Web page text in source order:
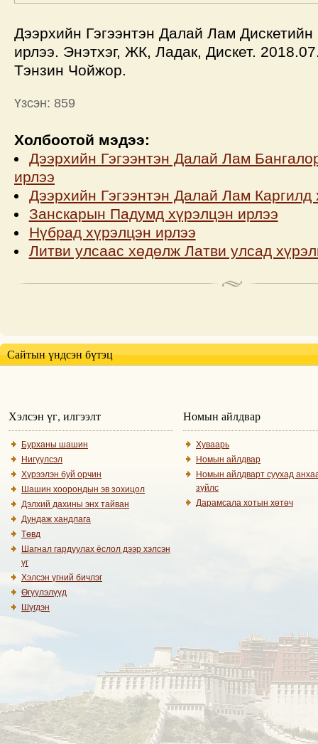
Дээрхийн Гэгээнтэн Далай Лам
ирлээ. Энэтхэг, ЖК, Ладак, Дискет.
Тэнзин Чойжор.
Үзсэн: 859
Холбоотой мэдээ:
Дээрхийн Гэгээнтэн Далай Лам
ирлээ
Дээрхийн Гэгээнтэн Далай Лам Каргилд
Занскарын Падумд хүрэлцэн ирлээ
Нүбрад хүрэлцэн ирлээ
Литви улсаас хөдөлж Латви улсад
Сайтын үндсэн бүтэц
Хэлсэн үг, илгээлт
Бурханы шашин
Нигүүлсэл
Хүрээлэн буй орчин
Шашин хоорондын эв зохицол
Дэлхий дахины энх тайван
Дундаж хандлага
Төвд
Шагнал гардуулах ёслол дээр хэлсэн
үг
Хэлсэн үгний бичлэг
Өгүүлэлүүд
Шүгдэн
Номын айлдвар
Хуваарь
Номын айлдвар
Номын айлдварт суухад
зүйлс
Дарамсала хотын хөтөч